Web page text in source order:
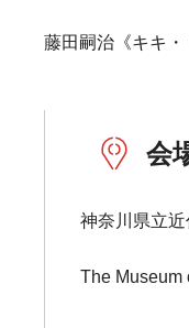
藤田嗣治《キキ
会
神奈川県立
The Museum